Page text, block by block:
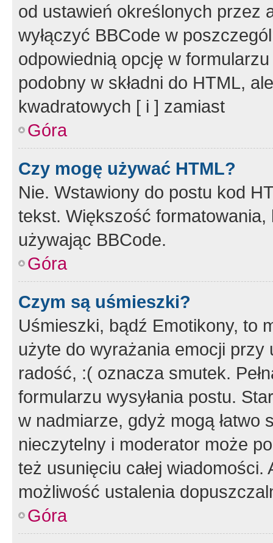
od ustawień określonych przez
wyłączyć BBCode w
odpowiednią opcję w
podobny w składni do HTML,
kwadratowych [ i ] zamiast
Góra
Czy mogę używać HTML?
Nie. Wstawiony do postu kod
tekst. Większość
używając BBCode.
Góra
Czym są uśmieszki?
Uśmieszki, bądź Emotikony, to
użyte do wyrażania emocji
radość, :( oznacza smutek.
formularzu wysyłania postu.
w nadmiarze, gdyż mogą
nieczytelny i moderator może
też usunięciu całej
możliwość ustalenia
Góra